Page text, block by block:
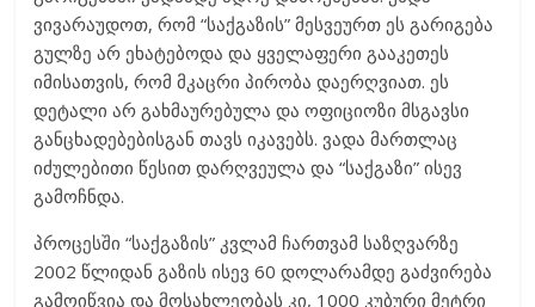
ვივარაუდოთ, რომ “საქგაზის” მესვეურთ ეს გარიგება
გულზე არ ეხატებოდა და ყველაფერი გააკეთეს
იმისათვის, რომ მკაცრი პირობა დაერღვიათ. ეს
დეტალი არ გახმაურებულა და ოფიციოზი მსგავსი
განცხადებებისგან თავს იკავებს. ვადა მართლაც
იძულებითი წესით დარღვეულა და “საქგაზი” ისევ
გამოჩნდა.
პროცესში “საქგაზის” კვლამ ჩართვამ საზღვარზე
2002 წლიდან გაზის ისევ 60 დოლარამდე გაძვირება
გამოიწვია და მოსახლეობას კი, 1000 კუბური მეტრი